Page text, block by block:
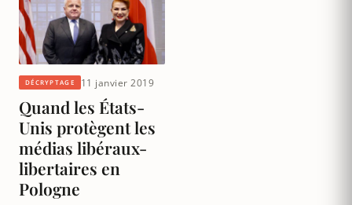
DÉCRYPTAGE 11 janvier 2019
Quand les États-
Unis protègent les
médias libéraux-
libertaires en
Pologne